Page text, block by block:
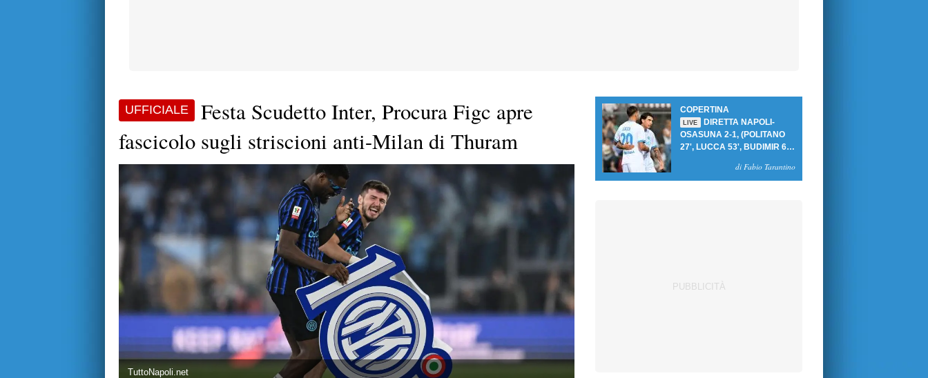
UFFICIALE
Festa Scudetto Inter, Procura Figc apre
fascicolo sugli striscioni anti-Milan di Thuram
TuttoNapoli.net
COPERTINA
LIVE
DIRETTA NAPOLI-
OSASUNA 2-1, (POLITANO
27', LUCCA 53', BUDIMIR 69'
PER PRIMA VITTORIA AL
di Fabio Tarantino